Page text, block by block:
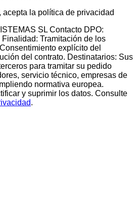
acepta la política de privacidad
SL Contacto DPO:
Tramitación de los
explícito del
del contrato. Destinatarios: Sus
para tramitar su pedido
servicio técnico, empresas de
normativa europea.
y suprimir los datos. Consulte
.